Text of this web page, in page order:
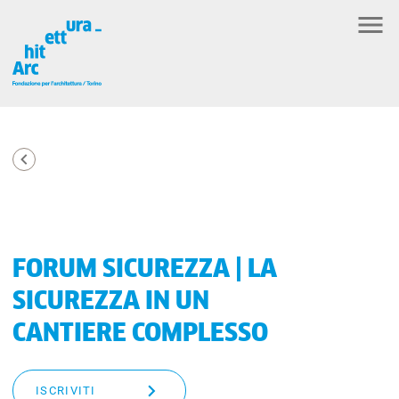
FORUM SICUREZZA | LA
SICUREZZA IN UN
CANTIERE COMPLESSO
ISCRIVITI